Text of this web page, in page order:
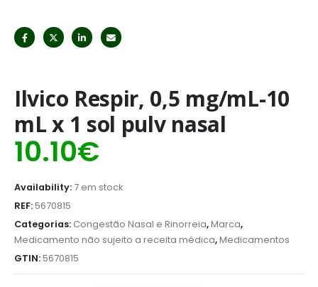
Ilvico Respir, 0,5 mg/mL-10
mL x 1 sol pulv nasal
10.10€
Availability: 7 em stock
REF:5670815
Categorias: Congestão Nasal e Rinorreia,Marca,
Medicamento não sujeito a receita médica,Medicamentos
GTIN:5670815